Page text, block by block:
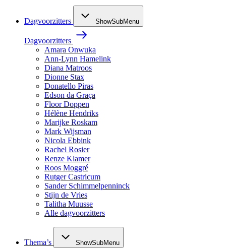
Dagvoorzitters ShowSubMenu
Dagvoorzitters
Amara Onwuka
Ann-Lynn Hamelink
Diana Matroos
Dionne Stax
Donatello Piras
Edson da Graça
Floor Doppen
Hélène Hendriks
Marijke Roskam
Mark Wijsman
Nicola Ebbink
Rachel Rosier
Renze Klamer
Roos Moggré
Rutger Castricum
Sander Schimmelpenninck
Stijn de Vries
Talitha Muusse
Alle dagvoorzitters
Thema’s ShowSubMenu